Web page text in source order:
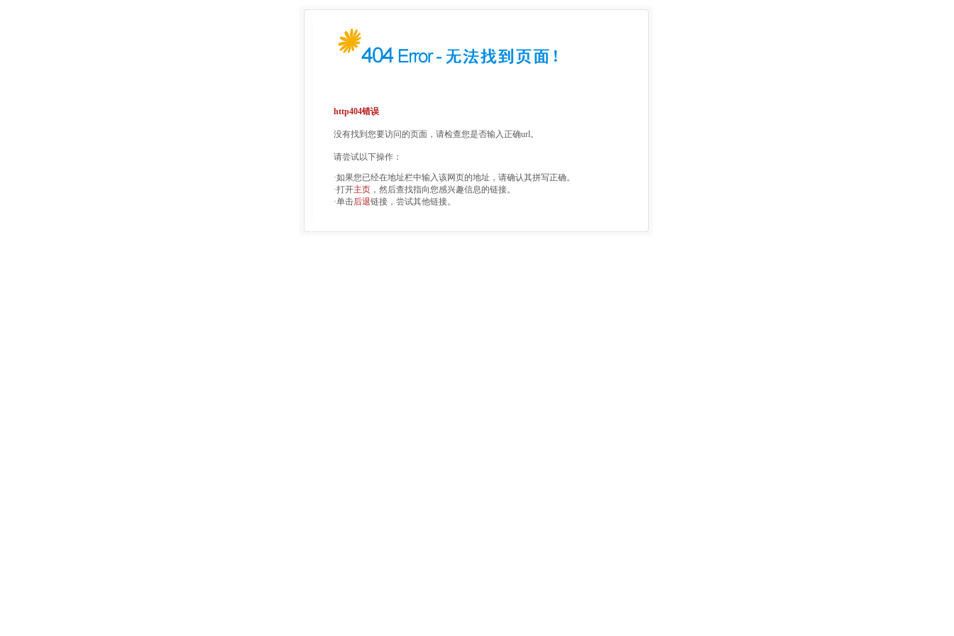
http404错误
没有找到您要访问的页面，请检查您是否输入正确url。
请尝试以下操作：
·如果您已经在地址栏中输入该网页的地址，请确认其拼写正确。
·打开主页 ，然后查找指向您感兴趣信息的链接。
·单击后退链接，尝试其他链接。